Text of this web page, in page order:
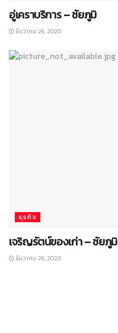
อู่เคราบริการ – ชัยภูมิ
ธันวาคม 26, 2020
ธุรกิจ
เจริญรัตน์ของเก่า – ชัยภูมิ
ธันวาคม 26, 2020